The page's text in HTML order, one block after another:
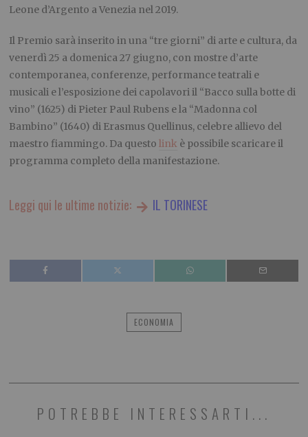
Leone d’Argento a Venezia nel 2019.
Il Premio sarà inserito in una “tre giorni” di arte e cultura, da
venerdì 25 a domenica 27 giugno, con mostre d’arte
contemporanea, conferenze, performance teatrali e
musicali e l’esposizione dei capolavori il “Bacco sulla botte di
vino” (1625) di Pieter Paul Rubens e la “Madonna col
Bambino” (1640) di Erasmus Quellinus, celebre allievo del
maestro fiammingo. Da questolink è possibile scaricare il
programma completo della manifestazione.
Leggi qui le ultime notizie: IL TORINESE
ECONOMIA
POTREBBE INTERESSARTI...